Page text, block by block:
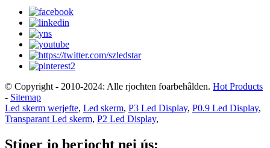
© Copyright - 2010-2024: Alle rjochten foarbehâlden. Hot Products
- Sitemap
Led skerm werjefte, Led skerm, P3 Led Display, P0.9 Led Display,
Transparant Led skerm, P2 Led Display,
Stjoer jo berjocht nei ús: